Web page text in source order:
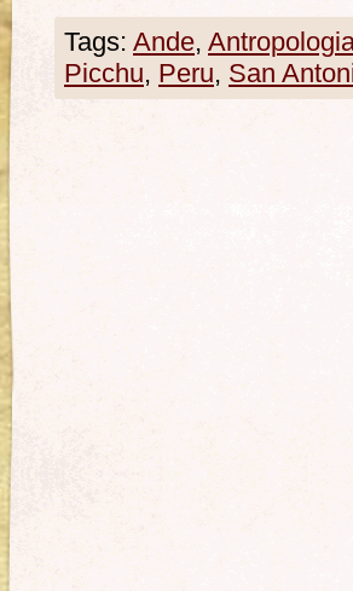
Tags: Ande,
Picchu, Peru, San